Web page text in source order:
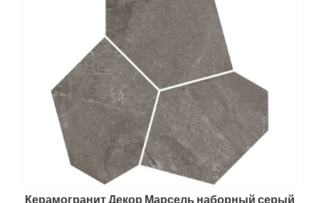
Керамогранит Декор Марсель наборный серый